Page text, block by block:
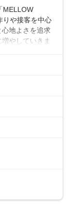
収410万円／
MELLOW
りや接客を中心
地よさを追求
やしていきま
ーの調理店内
で、先輩スタ
す。基本マニ
めて」という
ませんか。売
環境で、少しず
4000～27万
定します。